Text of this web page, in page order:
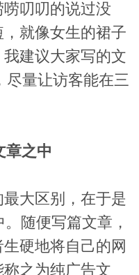
叨叨的说过没
就像女生的裙子
建议大家写的文
尽量让访客能在三
章之中
大区别，在于是
随便写篇文章，
硬地将自己的网
之为纯广告文